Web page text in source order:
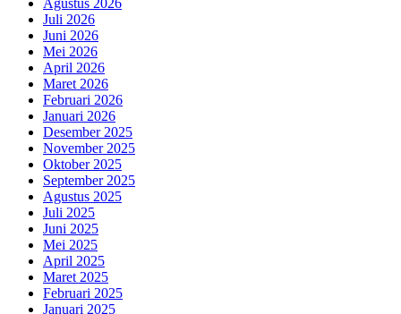
Agustus 2026
Juli 2026
Juni 2026
Mei 2026
April 2026
Maret 2026
Februari 2026
Januari 2026
Desember 2025
November 2025
Oktober 2025
September 2025
Agustus 2025
Juli 2025
Juni 2025
Mei 2025
April 2025
Maret 2025
Februari 2025
Januari 2025